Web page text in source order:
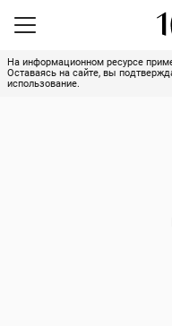
На информационном ресурсе
Оставаясь на сайте, вы
использование.